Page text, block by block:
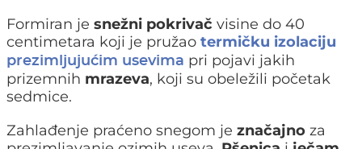
Formiran je snežni pokrivač visine do 40
centimetara koji je pružao termičku izolaciju
prezimljujućim usevima pri pojavi jakih
prizemnih mrazeva, koji su obeležili početak
sedmice.
Zahlađenje praćeno snegom je značajno za